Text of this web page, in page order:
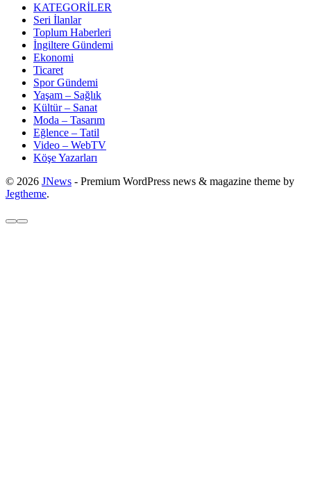
KATEGORİLER
Seri İlanlar
Toplum Haberleri
İngiltere Gündemi
Ekonomi
Ticaret
Spor Gündemi
Yaşam – Sağlık
Kültür – Sanat
Moda – Tasarım
Eğlence – Tatil
Video – WebTV
Köşe Yazarları
© 2026 JNews - Premium WordPress news & magazine theme by
Jegtheme.